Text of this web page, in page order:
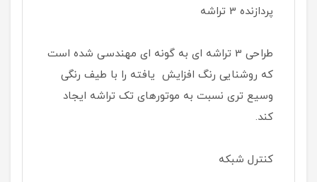
پردازنده 3 تراشه
طراحی 3 تراشه ای به گونه ای مهندسی شده است
که روشنایی رنگ افزایش یافته را با طیف رنگی
وسیع تری نسبت به موتورهای تک تراشه ایجاد
کند.
کنترل شبکه